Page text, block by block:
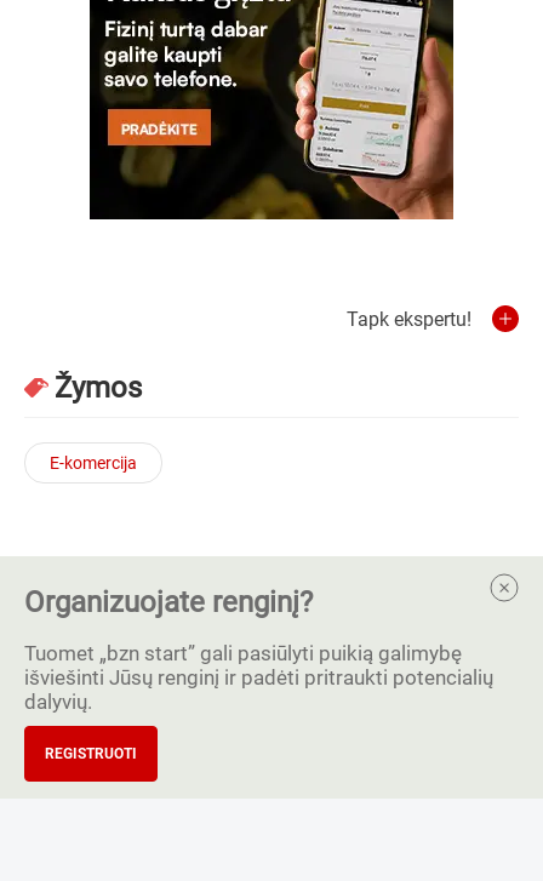
Tapk ekspertu!
Žymos
E-komercija
Organizuojate renginį?
Tuomet „bzn start” gali pasiūlyti puikią galimybę
išviešinti Jūsų renginį ir padėti pritraukti potencialių
dalyvių.
REGISTRUOTI